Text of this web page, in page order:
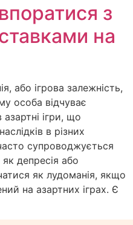
з
на
або ігрова залежність,
особа відчуває
ігри, що
в різних
супроводжується
депресія або
як лудоманія, якщо
на азартних іграх. Є